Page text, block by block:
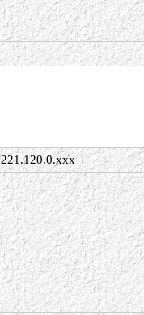
221.120.0.xxx